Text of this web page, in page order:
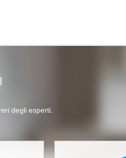
degli esperti.